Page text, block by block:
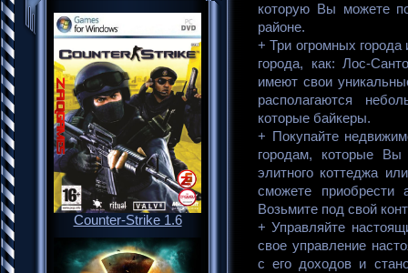
Counter-Strike 1.6
которую Вы можете
районе.
+ Три огромных города
города, как: Лос-
имеют свои
располагаются
которые байкеры.
+ Покупайте
городам, которые
элитного коттеджа
сможете приобрести
Возьмите под свой
+ Управляйте
свое управление
с его доходов и